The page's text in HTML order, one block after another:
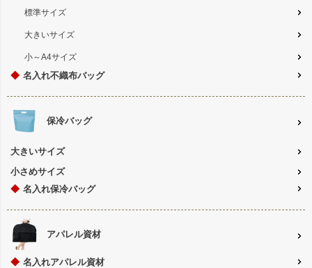
標準サイズ
大きいサイズ
小～A4サイズ
◆ 名入れ不織布バッグ
保冷バッグ
大きいサイズ
小さめサイズ
◆ 名入れ保冷バッグ
アパレル資材
◆ 名入れアパレル資材